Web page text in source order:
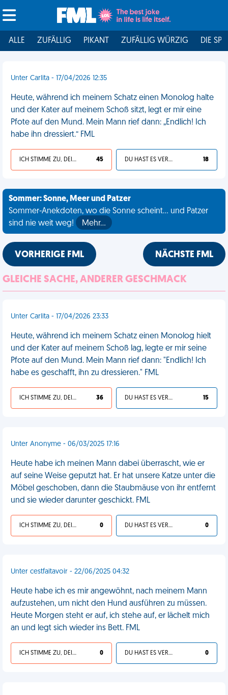
ALLE ZUFÄLLIG PIKANT ZUFÄLLIG WÜRZIG DIE
Unter Carlita - 17/04/2026 12:35
Heute, während ich meinem Schatz einen Monolog halte
und der Kater auf meinem Schoß sitzt, legt er mir eine
Pfote auf den Mund. Mein Mann rief dann: „Endlich! Ich
habe ihn dressiert.“ FML
ICH STIMME ZU, DEIN LEBEN IST SCHEISSE 45 DU HAST ES VERDIENT 18
Sommer: Sonne, Meer und Patzer
Sommer-Anekdoten, wo die Sonne scheint... und Patzer
sind nie weit weg!
Mehr…
VORHERIGE FML NÄCHSTE FML
GLEICHE SACHE, ANDERER GESCHMACK
Unter Carlita - 17/04/2026 23:33
Heute, während ich meinem Schatz einen Monolog hielt
und der Kater auf meinem Schoß lag, legte er mir seine
Pfote auf den Mund. Mein Mann rief dann: "Endlich! Ich
habe es geschafft, ihn zu dressieren." FML
ICH STIMME ZU, DEIN LEBEN IST SCHEISSE 36 DU HAST ES VERDIENT 15
Unter Anonyme - 06/03/2025 17:16
Heute habe ich meinen Mann dabei überrascht, wie er
auf seine Weise geputzt hat. Er hat unsere Katze unter die
Möbel geschoben, dann die Staubmäuse von ihr entfernt
und sie wieder darunter geschickt. FML
ICH STIMME ZU, DEIN LEBEN IST SCHEISSE 0 DU HAST ES VERDIENT 0
Unter cestfaitavoir - 22/06/2025 04:32
Heute habe ich es mir angewöhnt, nach meinem Mann
aufzustehen, um nicht den Hund ausführen zu müssen.
Heute Morgen steht er auf, ich stehe auf, er lächelt mich
an und legt sich wieder ins Bett. FML
ICH STIMME ZU, DEIN LEBEN IST SCHEISSE 0 DU HAST ES VERDIENT 0